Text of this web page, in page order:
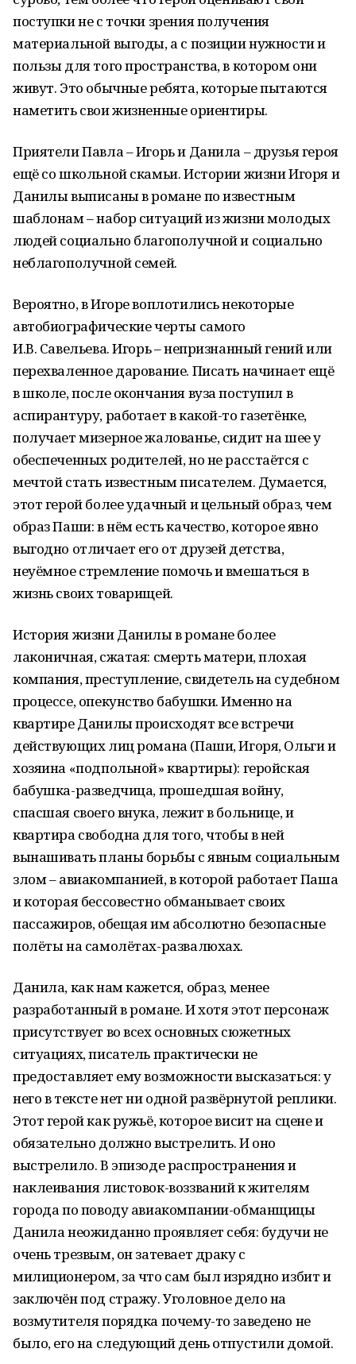
поступки не с точки зрения получения
материальной выгоды, а с позиции нужности и
пользы для того пространства, в котором они
живут. Это обычные ребята, которые пытаются
наметить свои жизненные ориентиры.
Приятели Павла – Игорь и Данила – друзья героя
ещё со школьной скамьи. Истории жизни Игоря и
Данилы выписаны в романе по известным
шаблонам – набор ситуаций из жизни молодых
людей социально благополучной и социально
неблагополучной семей.
Вероятно, в Игоре воплотились некоторые
автобиографические черты самого
И.В. Савельева. Игорь – непризнанный гений или
перехваленное дарование. Писать начинает ещё
в школе, после окончания вуза поступил в
аспирантуру, работает в какой-то газетёнке,
получает мизерное жалованье, сидит на шее у
обеспеченных родителей, но не расстаётся с
мечтой стать известным писателем. Думается,
этот герой более удачный и цельный образ, чем
образ Паши: в нём есть качество, которое явно
выгодно отличает его от друзей детства,
неуёмное стремление помочь и вмешаться в
жизнь своих товарищей.
История жизни Данилы в романе более
лаконичная, сжатая: смерть матери, плохая
компания, преступление, свидетель на судебном
процессе, опекунство бабушки. Именно на
квартире Данилы происходят все встречи
действующих лиц романа (Паши, Игоря, Ольги и
хозяина «подпольной» квартиры): геройская
бабушка-разведчица, прошедшая войну,
спасшая своего внука, лежит в больнице, и
квартира свободна для того, чтобы в ней
вынашивать планы борьбы с явным социальным
злом – авиакомпанией, в которой работает Паша
и которая бессовестно обманывает своих
пассажиров, обещая им абсолютно безопасные
полёты на самолётах-развалюхах.
Данила, как нам кажется, образ, менее
разработанный в романе. И хотя этот персонаж
присутствует во всех основных сюжетных
ситуациях, писатель практически не
предоставляет ему возможности высказаться: у
него в тексте нет ни одной развёрнутой реплики.
Этот герой как ружьё, которое висит на сцене и
обязательно должно выстрелить. И оно
выстрелило. В эпизоде распространения и
наклеивания листовок-воззваний к жителям
города по поводу авиакомпании-обманщицы
Данила неожиданно проявляет себя: будучи не
очень трезвым, он затевает драку с
милиционером, за что сам был изрядно избит и
заключён под стражу. Уголовное дело на
возмутителя порядка почему-то заведено не
было, его на следующий день отпустили домой.